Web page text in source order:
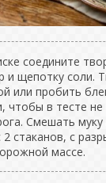
соедините
и щепотку соли.
или пробить
чтобы в тесте
Смешать
стаканов, с
массе.